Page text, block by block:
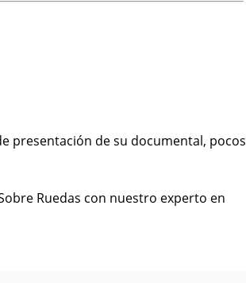
presentación de su documental, pocos
Ruedas con nuestro experto en